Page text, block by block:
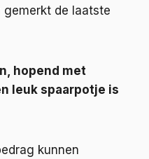
gemerkt de laatste
hopend met
leuk spaarpotje is
kunnen